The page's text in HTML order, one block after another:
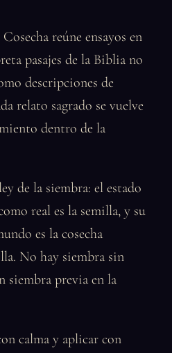
reúne ensayos en
pasajes de la Biblia no
descripciones de
relato sagrado se vuelve
dentro de la
de la siembra: el estado
real es la semilla, y su
es la cosecha
No hay siembra sin
siembra previa en la
calma y aplicar con